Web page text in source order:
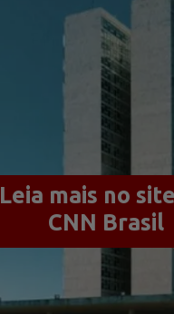
Leia mais no
CNN Brasil